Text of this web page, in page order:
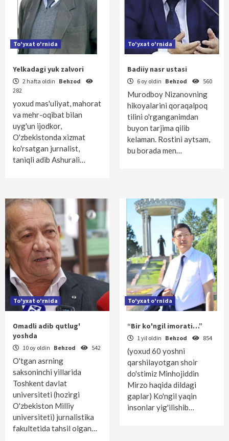
To'yxat o'rnida
Yelkadagi yuk zalvori
2 hafta oldin Behzod
282
yoxud mas'uliyat, mahorat
va mehr-oqibat bilan
uyg'un ijodkor,
O'zbekistonda xizmat
ko'rsatgan jurnalist,
taniqli adib Ashurali…
To'yxat o'rnida
Badiiy nasr ustasi
6 oy oldin Behzod 560
Murodboy Nizanovning
hikoyalarini qoraqalpoq
tilini o'rganganimdan
buyon tarjima qilib
kelaman. Rostini aytsam,
bu borada men…
To'yxat o'rnida
Omadli adib qutlug'
yoshda
10 oy oldin Behzod 542
O'tgan asrning
saksoninchi yillarida
Toshkent davlat
universiteti (hozirgi
O'zbekiston Milliy
universiteti) jurnalistika
fakultetida tahsil olgan…
To'yxat o'rnida
“Bir ko'ngil imorati…”
1 yil oldin Behzod 854
(yoxud 60 yoshni
qarshilayotgan shoir
do'stimiz Minhojiddin
Mirzo haqida dildagi
gaplar) Ko'ngil yaqin
insonlar yig'ilishib…